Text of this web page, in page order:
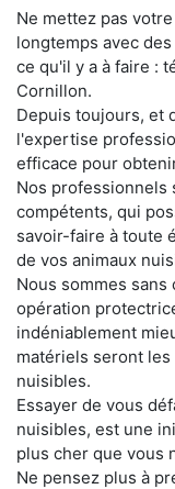
Ne mettez pas
longtemps avec
ce qu'il y a à faire :
Cornillon.
Depuis toujours, et
l'expertise
efficace pour
Nos professionnels
compétents, qui
savoir-faire à toute
de vos animaux
Nous sommes
opération
indéniablement
matériels seront
nuisibles.
Essayer de vous
nuisibles, est une
plus cher que vous
Ne pensez plus à